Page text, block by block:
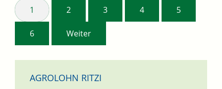
1 2 3 4 5
6 Weiter
AGROLOHN RITZI